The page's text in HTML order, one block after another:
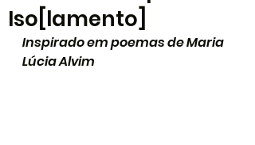
Iso[lamento]
Inspirado em poemas de Maria
Lúcia Alvim